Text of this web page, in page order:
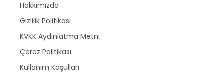
Hakkımızda
Gizlilik Politikası
KVKK Aydınlatma Metni
Çerez Politikası
Kullanım Koşulları